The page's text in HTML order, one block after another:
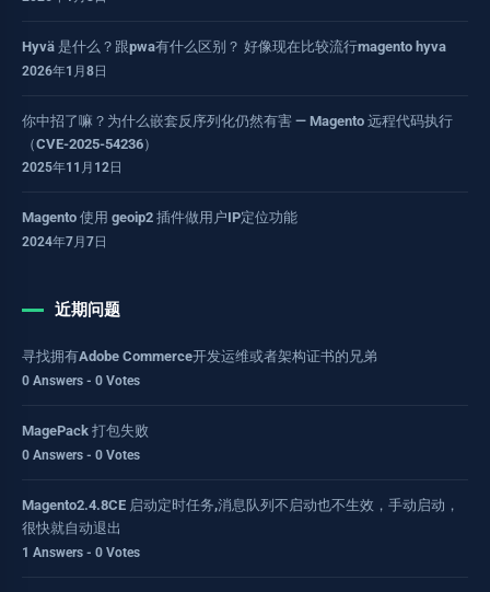
Hyvä 是什么？跟pwa有什么区别？ 好像现在比较流行magento hyva
2026年1月8日
你中招了嘛？为什么嵌套反序列化仍然有害 — Magento 远程代码执行
（CVE-2025-54236）
2025年11月12日
Magento 使用 geoip2 插件做用户IP定位功能
2024年7月7日
近期问题
寻找拥有Adobe Commerce开发运维或者架构证书的兄弟
0 Answers - 0 Votes
MagePack 打包失败
0 Answers - 0 Votes
Magento2.4.8CE 启动定时任务,消息队列不启动也不生效，手动启动，
很快就自动退出
1 Answers - 0 Votes